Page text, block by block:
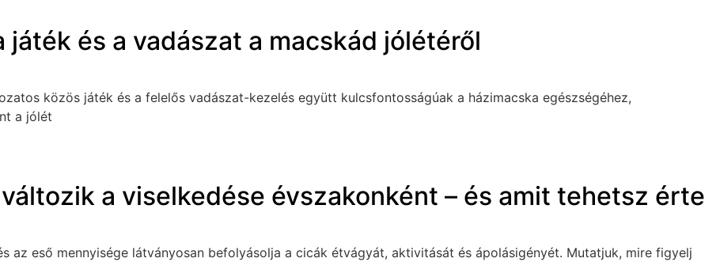
játék és a vadászat a macskád jólétéről
közös játék és a felelős vadászat-kezelés együtt kulcsfontosságúak a házimacska egészségéhez,
a jólét
a viselkedése évszakonként – és amit tehetsz érte
az eső mennyisége látványosan befolyásolja a cicák étvágyát, aktivitását és ápolásigényét. Mutatjuk, mire figyelj